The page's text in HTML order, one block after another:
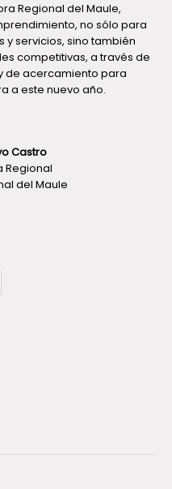
Regional del Maule,
no sólo para
servicios, sino también
competitivas, a través de
de acercamiento para
a este nuevo año.
Castro
Regional
del Maule